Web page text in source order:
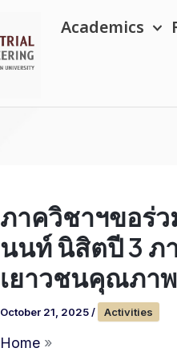
Academics
ภาควิชาฯขอร่
นนท์ นิสิตปี 3 ภ
เยาวชนคุณภา
October 21, 2025 / Activities
Home